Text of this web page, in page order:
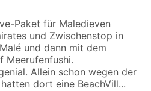
Paket für Maledieven
und Zwischenstop in
und dann mit dem
Meerufenfushi.
Allein schon wegen der
dort eine BeachVill...